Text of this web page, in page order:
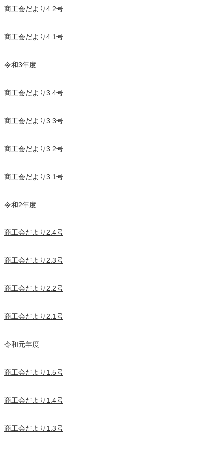
商工会だより4.2号
商工会だより4.1号
令和3年度
商工会だより3.4号
商工会だより3.3号
商工会だより3.2号
商工会だより3.1号
令和2年度
商工会だより2.4号
商工会だより2.3号
商工会だより2.2号
商工会だより2.1号
令和元年度
商工会だより1.5号
商工会だより1.4号
商工会だより1.3号